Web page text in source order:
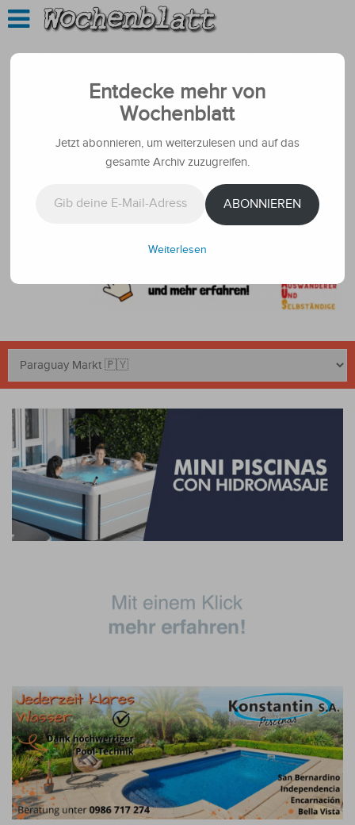
Entdecke mehr von
Wochenblatt
Jetzt abonnieren, um weiterzulesen und auf das
gesamte Archiv zuzugreifen.
ABONNIEREN
Weiterlesen